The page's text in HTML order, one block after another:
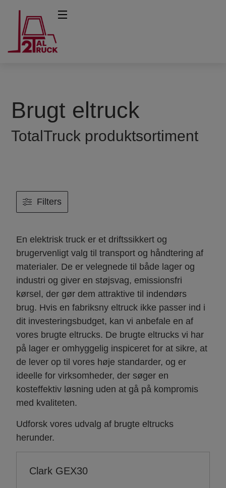
Brugt eltruck
TotalTruck produktsortiment
Filters
En elektrisk truck er et driftssikkert og
brugervenligt valg til transport og håndtering af
materialer. De er velegnede til både lager og
industri og giver en støjsvag, emissionsfri
kørsel, der gør dem attraktive til indendørs
brug. Hvis en fabriksny eltruck ikke passer ind i
dit investeringsbudget, kan vi anbefale en af
vores brugte eltrucks. De brugte eltrucks vi har
på lager er omhyggelig inspiceret for at sikre, at
de lever op til vores høje standarder, og er
ideelle for virksomheder, der søger en
kosteffektiv løsning uden at gå på kompromis
med kvaliteten.
Udforsk vores udvalg af brugte eltrucks
herunder.
Clark GEX30